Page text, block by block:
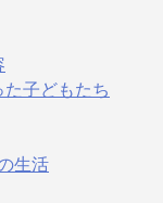
子どもたち
生活